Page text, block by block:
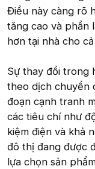
Điều này càng rõ
tăng cao và phần
hơn tại nhà cho
Sự thay đổi trong
theo dịch chuyển
đoạn cạnh tranh
các tiêu chí như
kiệm điện và khả
đô thị đang được
lựa chọn sản